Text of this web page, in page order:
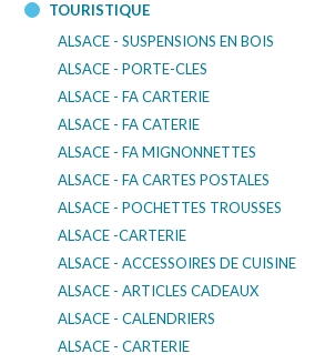
TOURISTIQUE
ALSACE - SUSPENSIONS EN BOIS
ALSACE - PORTE-CLES
ALSACE - FA CARTERIE
ALSACE - FA CATERIE
ALSACE - FA MIGNONNETTES
ALSACE - FA CARTES POSTALES
ALSACE - POCHETTES TROUSSES
ALSACE -CARTERIE
ALSACE - ACCESSOIRES DE CUISINE
ALSACE - ARTICLES CADEAUX
ALSACE - CALENDRIERS
ALSACE - CARTERIE